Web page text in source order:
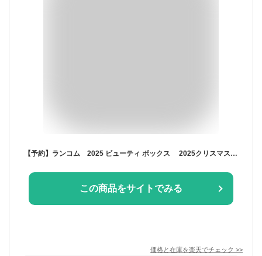
【予約】ランコム 2025 ビューティ ボックス 2025クリスマスコフレ 10月10日より順次発送
この商品をサイトでみる
価格と在庫を楽天でチェック >>